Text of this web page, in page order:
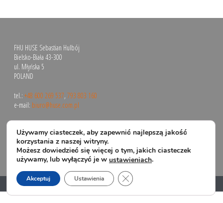
FHU HUSE Sebastian Hulbój
Bielsko-Biała 43-300
ul. Młyńska 5
POLAND
tel.:+48 600 269 537,793 803 160
e-mail: biuro@huse.com.pl
Copyright All Rights Reserved © 2024
Używamy ciasteczek, aby zapewnić najlepszą jakość
korzystania z naszej witryny.
Możesz dowiedzieć się więcej o tym, jakich ciasteczek
używamy, lub wyłączyć je w ustawieniach.
Akceptuj Ustawienia Zamknij panel powiadomień o